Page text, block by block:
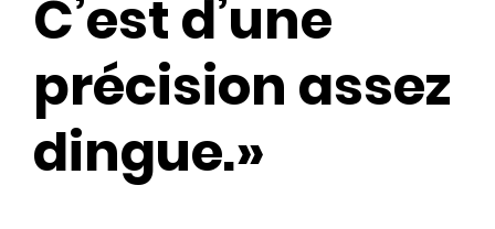
C’est d’une
précision assez
dingue.»